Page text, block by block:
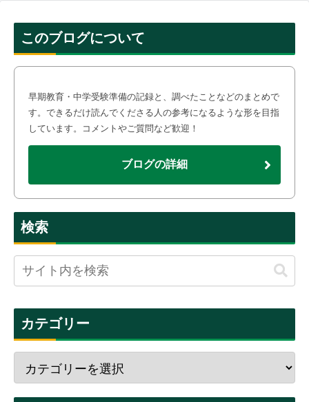
このブログについて
早期教育・中学受験準備の記録と、調べたことなどのまとめで
す。できるだけ読んでくださる人の参考になるような形を目指
しています。コメントやご質問など歓迎！
ブログの詳細
検索
カテゴリー